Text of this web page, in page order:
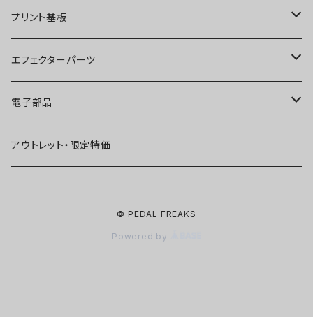
ディストーション
ファズ
プリアンプ
空間系
オーバードライブ
ディストーション
ファズ
空間系
ブースター
オーバードライブ
ディストーション
ファズ
プリント基板
オーバードライブ
ディストーション
ファズ
エフェクターパーツ
スイッチ
ジャック
電子部品
IC
アウトレット・限定特価
© PEDAL FREAKS
Powered by